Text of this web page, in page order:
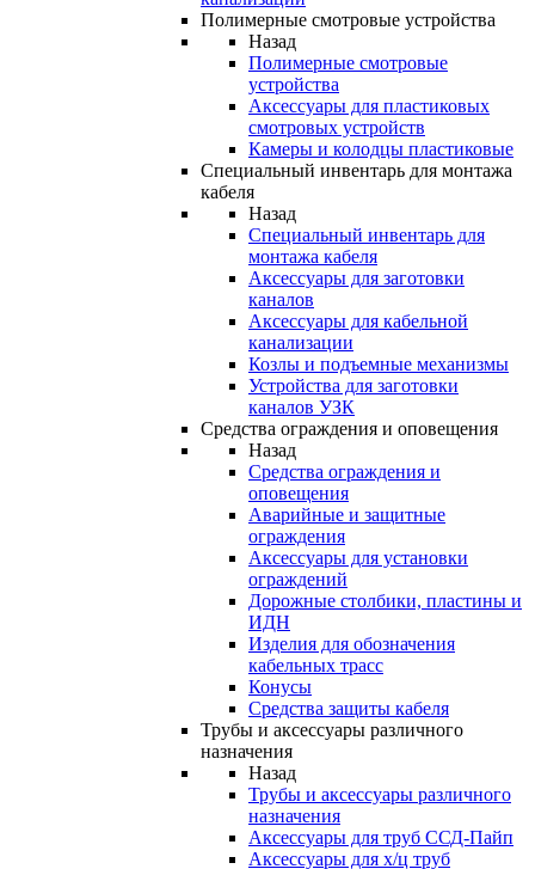
Полимерные смотровые устройства
Назад
Полимерные смотровые
устройства
Аксессуары для пластиковых
смотровых устройств
Камеры и колодцы пластиковые
Специальный инвентарь для монтажа
кабеля
Назад
Специальный инвентарь для
монтажа кабеля
Аксессуары для заготовки
каналов
Аксессуары для кабельной
канализации
Козлы и подъемные механизмы
Устройства для заготовки
каналов УЗК
Средства ограждения и оповещения
Назад
Средства ограждения и
оповещения
Аварийные и защитные
ограждения
Аксессуары для установки
ограждений
Дорожные столбики, пластины и
ИДН
Изделия для обозначения
кабельных трасс
Конусы
Средства защиты кабеля
Трубы и аксессуары различного
назначения
Назад
Трубы и аксессуары различного
назначения
Аксессуары для труб ССД-Пайп
Аксессуары для х/ц труб